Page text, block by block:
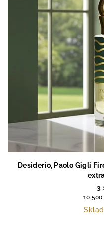
Desiderio, Paolo Gigli
3
Měrná
cena:
10